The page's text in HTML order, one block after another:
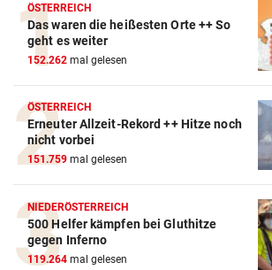
ÖSTERREICH
Das waren die heißesten Orte ++ So
geht es weiter
152.262 mal gelesen
ÖSTERREICH
Erneuter Allzeit-Rekord ++ Hitze noch
nicht vorbei
151.759 mal gelesen
NIEDERÖSTERREICH
500 Helfer kämpfen bei Gluthitze
gegen Inferno
119.264 mal gelesen